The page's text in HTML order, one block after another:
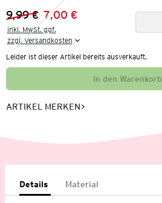
Vorheriger Preis:
9,99 €
Neuer Preis:
7,00 €
inkl. MwSt. ggf.
zzgl. Versandkosten
Leider ist dieser Artikel bereits ausverkauft.
In den Warenkorb
ARTIKEL MERKEN
Details Material